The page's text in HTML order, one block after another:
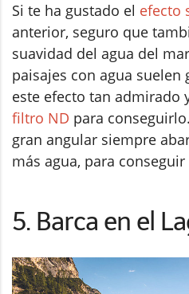
Si te ha gustado el efecto
anterior, seguro que
suavidad del agua del
paisajes con agua suelen
este efecto tan admirado
filtro ND para
gran angular siempre
más agua, para
5. Barca en el